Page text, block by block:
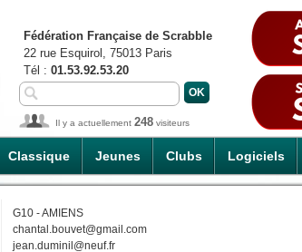
Classique Jeunes Clubs Logiciels
Fédération Française de Scrabble
22 rue Esquirol, 75013 Paris
Tél : 01.53.92.53.20
Il y a actuellement 248 visiteurs
G10 - AMIENS
chantal.bouvet@gmail.com
jean.duminil@neuf.fr